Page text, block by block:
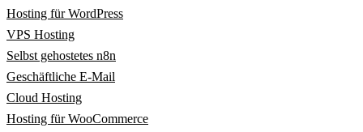
Hosting für WordPress
VPS Hosting
Selbst gehostetes n8n
Geschäftliche E-Mail
Cloud Hosting
Hosting für WooCommerce